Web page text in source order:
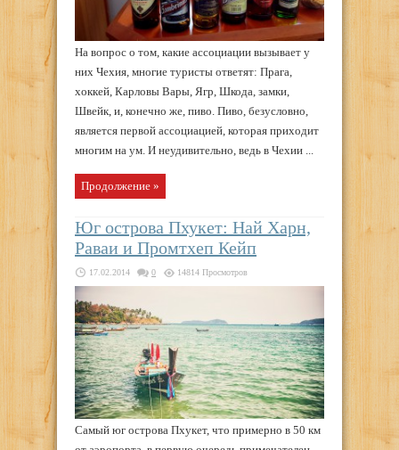
На вопрос о том, какие ассоциации вызывает у
них Чехия, многие туристы ответят: Прага,
хоккей, Карловы Вары, Ягр, Шкода, замки,
Швейк, и, конечно же, пиво. Пиво, безусловно,
является первой ассоциацией, которая приходит
многим на ум. И неудивительно, ведь в Чехии ...
Продолжение »
Юг острова Пхукет: Най Харн,
Раваи и Промтхеп Кейп
17.02.2014 0 14814 Просмотров
Самый юг острова Пхукет, что примерно в 50 км